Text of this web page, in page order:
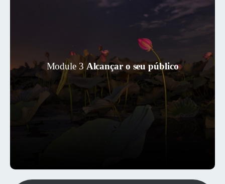
Module 3 Alcançar o seu público
Este módulo ajudá-lo-á a aprender a
compreender as necessidades e
desejos da sua base de clientes, aqui
vamos ajudá-lo a marcar e
comercializar o seu negócio para os
seus consumidores e o objetivo final
geral de criar uma experiência de
ecoturismo no céu escuro.